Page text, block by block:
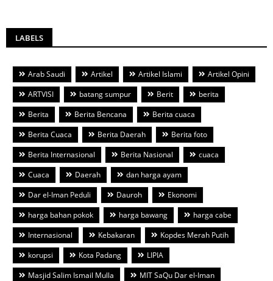
LABELS
Arab Saudi Artikel Artikel Islami
Artikel Opini
ARTVISI
batang sumpur Berit
berita
Berita
Berita Bencana
Berita cuaca
Berita Cuaca
Berita Daerah
Berita foto
Berita Internasional
Berita Nasional
cuaca
Cuaca
Daerah
dan harga ayam
Dar el-Iman Peduli
Dauroh
Ekonomi
harga bahan pokok
harga bawang
harga cabe
Internasional
Kebakaran
Kopdes Merah Putih
korupsi
Kota Padang
LIPIA
Masjid Salim Ismail Mulla
MIT SaQu Dar el-Iman